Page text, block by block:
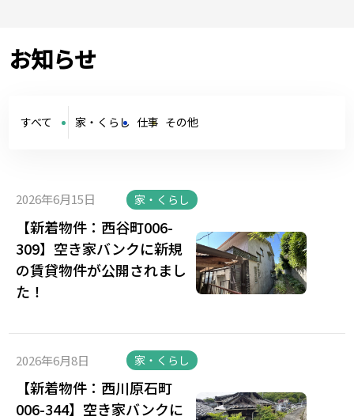
お知らせ
すべて 家・くらし 仕事 その他
2026年6月15日 家・くらし
【新着物件：西谷町006-
309】空き家バンクに新規
の賃貸物件が公開されまし
た！
2026年6月8日 家・くらし
【新着物件：西川原石町
006-344】空き家バンクに